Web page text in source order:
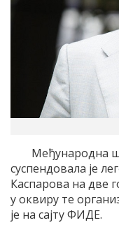
Међународна
суспендовала је
Каспарова на две
у оквиру те
је на сајту ФИДЕ.